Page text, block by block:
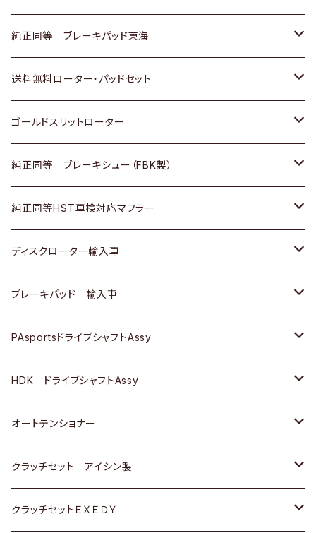
スバル
日野
三菱ふそう
ＢＭＷ
三菱
日野
三菱ふそう
日野
三菱ふそう
その他
マツダ
三菱
スバル
いすゞ
ダイハツ
マツダ
三菱
スバル
ダイハツ
マツダ
三菱
スズキ
日産
ダイハツ
マツダ
三菱
スバル
ホンダ
スズキ
日産
いすゞ
ダイハツ
マツダ
三菱
スバル
ＢＥＮＺ
トヨタ
ホンダ
スズキ
日産
ダイハツ
マツダ
三菱
スバル
純正同等 ブレーキパッド東海
トヨタ
ホンダ
日産
いすゞ
ダイハツ
マツダ
三菱
スバル
送料無料ローター・パッドセット
トヨタ
ホンダ
スズキ
日産
ダイハツ
マツダ
三菱
スバル
ゴールドスリットローター
トヨタ
ホンダ
スズキ
日産
ダイハツ
マツダ
三菱
スバル
純正同等 ブレーキシュー（FBK製）
ホンダ
スズキ
日産
ダイハツ
マツダ
三菱
スバル
純正同等HST車検対応マフラー
トヨタ
ホンダ
スズキ
日産
いすゞ
ダイハツ
マツダ
ディスクローター輸入車
ＡＵＤＩ
ＢＥＮＺ
ＢＭＷ
GOLF
ＷＡＧＥＮ
アストロ（シボレー）
ブレーキパッド 輸入車
ＢＥＮＺ
ＢＭＷ
ＷＡＧＥＮ
ＶＯＬＶＯ
PAsportsドライブシャフトAssy
トヨタ
ホンダ
スズキ
日産
HDK ドライブシャフトAssy
スズキ
ダイハツ
日産
オートテンショナー
トヨタ
クラッチセット アイシン製
ホンダ
クラッチセットＥＸＥＤＹ